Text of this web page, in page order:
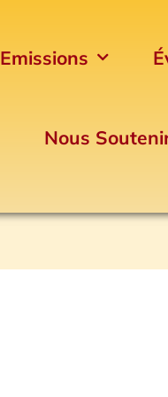
Emissions
Nous